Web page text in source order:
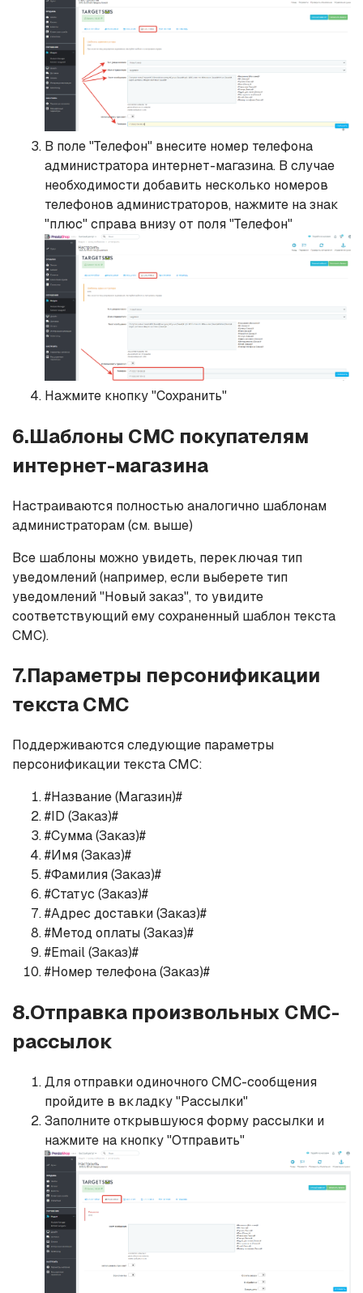
В поле "Телефон" внесите номер телефона
администратора интернет-магазина. В случае
необходимости добавить несколько номеров
телефонов администраторов, нажмите на знак
"плюс" справа внизу от поля "Телефон"
Нажмите кнопку "Сохранить"
6.Шаблоны СМС покупателям
интернет-магазина
Настраиваются полностью аналогично шаблонам
администраторам (см. выше)
Все шаблоны можно увидеть, переключая тип
уведомлений (например, если выберете тип
уведомлений "Новый заказ", то увидите
соответствующий ему сохраненный шаблон текста
СМС).
7.Параметры персонификации
текста СМС
Поддерживаются следующие параметры
персонификации текста СМС:
#Название (Магазин)#
#ID (Заказ)#
#Сумма (Заказ)#
#Имя (Заказ)#
#Фамилия (Заказ)#
#Статус (Заказ)#
#Адрес доставки (Заказ)#
#Метод оплаты (Заказ)#
#Email (Заказ)#
#Номер телефона (Заказ)#
8.Отправка произвольных СМС-
рассылок
Для отправки одиночного СМС-сообщения
пройдите в вкладку "Рассылки"
Заполните открывшуюся форму рассылки и
нажмите на кнопку "Отправить"